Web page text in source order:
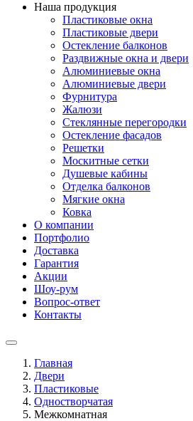
Наша продукция
Пластиковые окна
Пластиковые двери
Остекление балконов
Раздвижные окна и двери
Алюминиевые окна
Алюминиевые двери
Фурнитура
Жалюзи
Стеклянные перегородки
Остекление фасадов
Решетки
Москитные сетки
Душевые кабины
Отделка балконов
Мягкие окна
Ковка
О компании
Портфолио
Доставка
Гарантия
Акции
Шоу-рум
Вопрос-ответ
Контакты
Главная
Двери
Пластиковые
Одностворчатая
Межкомнатная